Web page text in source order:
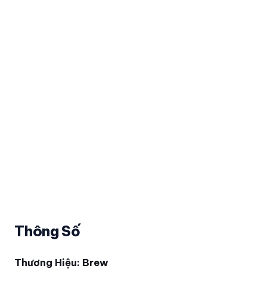
Thông Số
Thương Hiệu: Brew